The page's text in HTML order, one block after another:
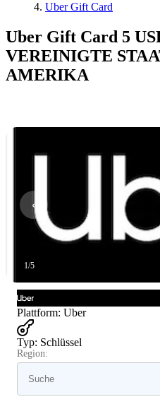
Uber Gift Card
Uber Gift Card 5
VEREINIGTE
AMERIKA
1/5
Plattform: Uber
Typ: Schlüssel
Region: